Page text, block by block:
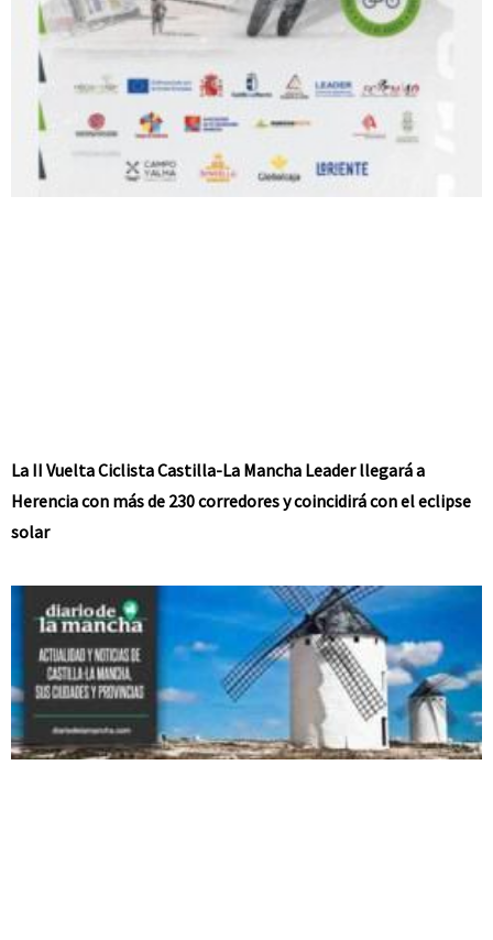
La II Vuelta Ciclista Castilla-La Mancha Leader llegará a
Herencia con más de 230 corredores y coincidirá con el eclipse
solar